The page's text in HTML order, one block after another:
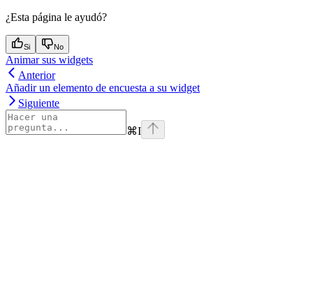
¿Esta página le ayudó?
Si No
Animar sus widgets
Anterior
Añadir un elemento de encuesta a su widget
Siguiente
⌘I